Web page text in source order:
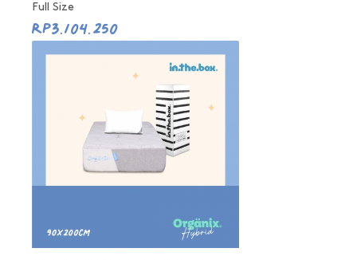
Full Size
Rp3.104.250